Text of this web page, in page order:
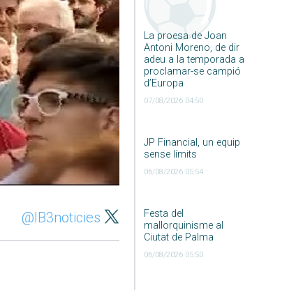
La proesa de Joan
Antoni Moreno, de dir
adeu a la temporada a
proclamar-se campió
d’Europa
07/08/2026 04:50
JP Financial, un equip
sense límits
06/08/2026 05:54
Festa del
mallorquinisme al
Ciutat de Palma
06/08/2026 05:50
@IB3noticies